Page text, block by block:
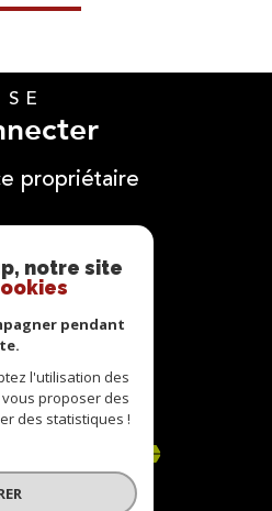
SE
propriétaire
notre site
pendant
l'utilisation des
proposer des
des statistiques !